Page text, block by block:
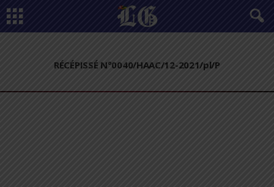
RÉCÉPISSÉ N°0040/HAAC/12-2021/pl/P